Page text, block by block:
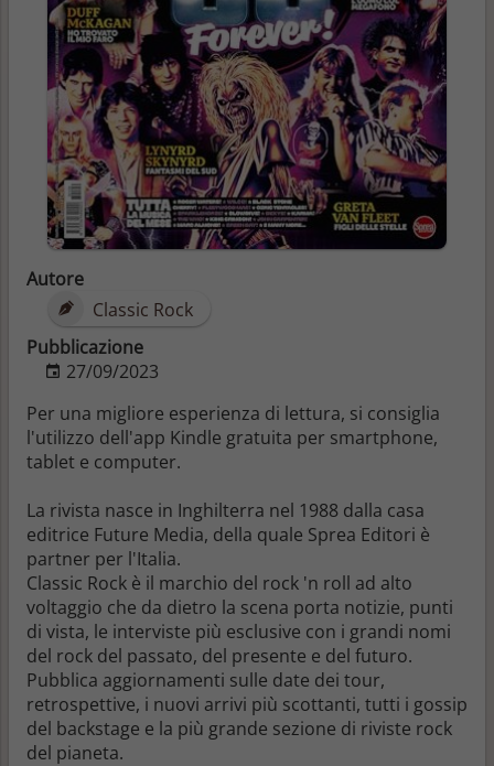
Autore
Classic Rock
Pubblicazione
27/09/2023
Per una migliore esperienza di lettura, si consiglia
l'utilizzo dell'app Kindle gratuita per smartphone,
tablet e computer.
La rivista nasce in Inghilterra nel 1988 dalla casa
editrice Future Media, della quale Sprea Editori è
partner per l'Italia.
Classic Rock è il marchio del rock 'n roll ad alto
voltaggio che da dietro la scena porta notizie, punti
di vista, le interviste più esclusive con i grandi nomi
del rock del passato, del presente e del futuro.
Pubblica aggiornamenti sulle date dei tour,
retrospettive, i nuovi arrivi più scottanti, tutti i gossip
del backstage e la più grande sezione di riviste rock
del pianeta.